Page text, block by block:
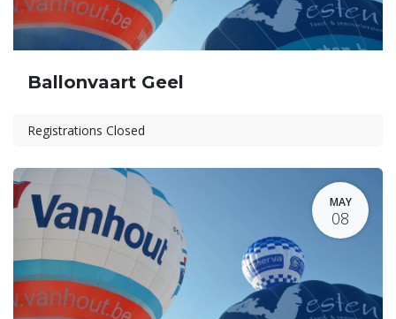
Ballonvaart Geel
Registrations Closed
MAY
08